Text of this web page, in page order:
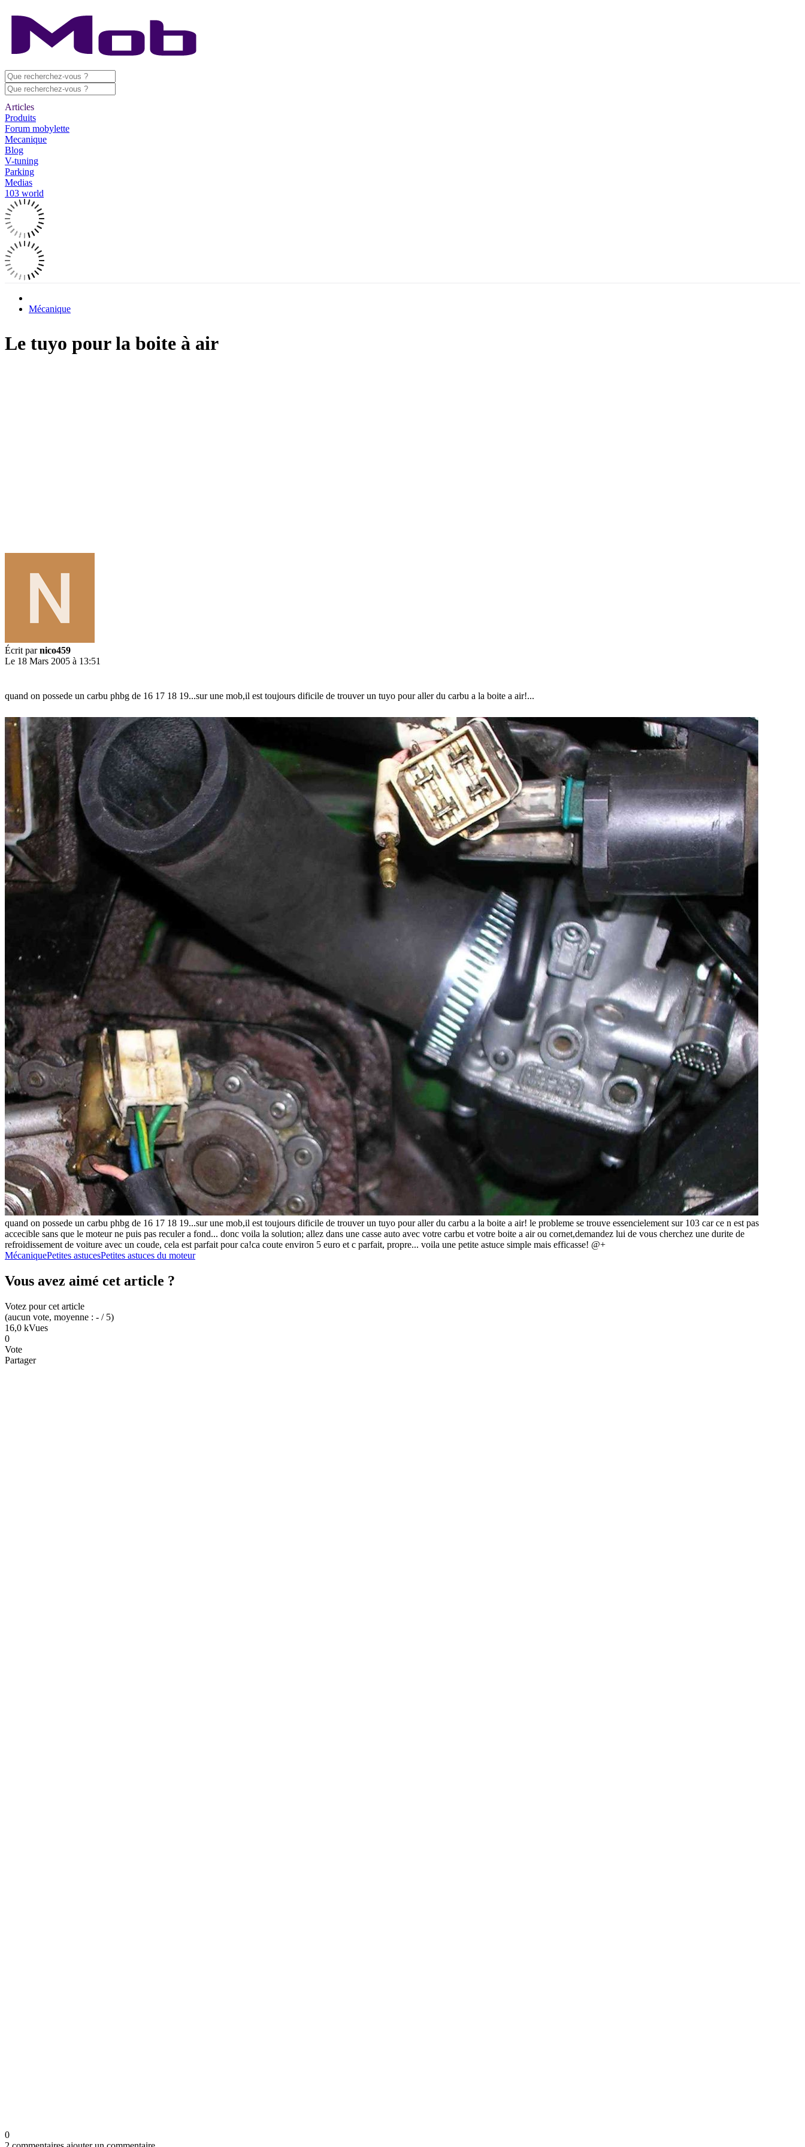
Articles
Produits
Forum mobylette
Mecanique
Blog
V-tuning
Parking
Medias
103 world
Mécanique
Le tuyo pour la boite à air
Écrit parnico459
Le 18 Mars 2005 à 13:51
quand on possede un carbu phbg de 16 17 18 19...sur une mob,il est toujours dificile de trouver un tuyo pour aller du carbu a la boite a air!...
quand on possede un carbu phbg de 16 17 18 19...sur une mob,il est toujours dificile de trouver un tuyo pour aller du carbu a la boite a air! le probleme se trouve essencielement sur 103 car ce n est pas
accecible sans que le moteur ne puis pas reculer a fond... donc voila la solution; allez dans une casse auto avec votre carbu et votre boite a air ou cornet,demandez lui de vous cherchez une durite de
refroidissement de voiture avec un coude, cela est parfait pour ca!ca coute environ 5 euro et c parfait, propre... voila une petite astuce simple mais efficasse! @+
MécaniquePetites astucesPetites astuces du moteur
Vous avez aimé cet article ?
Votez pour cet article
(aucun vote, moyenne : - / 5)
16,0 kVues
0
Vote
Partager
0